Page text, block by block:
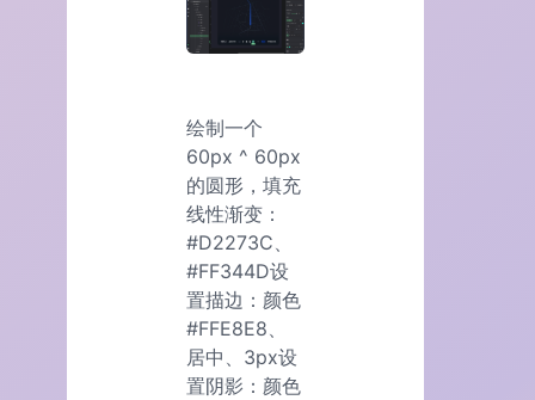
绘制一个
60px ^ 60px
的圆形，填充
线性渐变：
#D2273C、
#FF344D设
置描边：颜色
#FFE8E8、
居中、3px设
置阴影：颜色